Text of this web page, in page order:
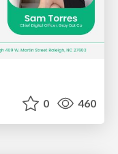
0 460